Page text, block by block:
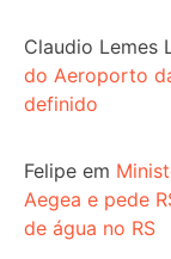
Claudio Lemes
do Aeroporto
definido
Felipe em
Aegea e pede
de água no RS